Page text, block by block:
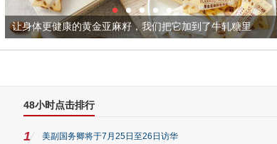
让身体更健康的黄金亚麻籽，我们把它加到了牛轧糖里
48小时点击排行
1 美副国务卿将于7月25日至26日访华